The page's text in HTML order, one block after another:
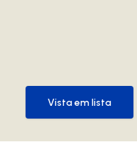
Vista em lista
Vista em lista